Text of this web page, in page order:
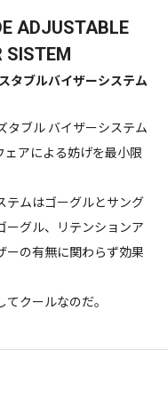
ADJUSTABLE
SISTEM
タブルバイザーシステム
タブル バイザーシステム
ェアによる妨げを最小限
テムはゴーグルとサング
ーグル、リテンションア
ーの有無に関わらず効果
クールなのだ。